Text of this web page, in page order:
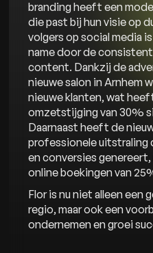
branding heeft een
die past bij hun visie op
volgers op social media
name door de
content. Dankzij de
nieuwe salon in Arnhem
nieuwe klanten, wat
omzetstijging van 30%
Daarnaast heeft de
professionele uitstraling
en conversies
online boekingen van
Flor is nu niet alleen een
regio, maar ook een
ondernemen en groei